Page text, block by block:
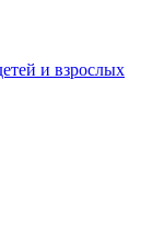
и взрослых